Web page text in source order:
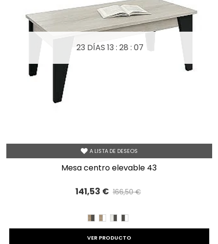
A LISTA DE DESEOS
23 DÍAS 13 : 28 : 05
mesa centro elevable 43
141,53 € 166,50 €
CAMBRIAN/PIZARRA
CAMBRIAN/BLANCO
TIBETBLANCO
VER PRODUCTO